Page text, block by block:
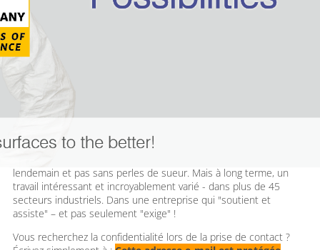
L'utilisation de systèmes de protection de surface intelligents
constitue sans aucun doute un défi technique majeur :
le bon produit
est généralement une solution imbattable. Alors pourquoi ne pas
y construire votre carrière professionnelle et votre existence
privée ?
Entrez là où les autres doivent "sortir" techniquement.
lendemain et pas sans perles de sueur. Mais à long terme, un
travail intéressant et incroyablement varié - dans plus de 45
secteurs industriels. Dans une entreprise qui "soutient et
assiste" – et pas seulement "exige" !
Vous recherchez la confidentialité lors de la prise de contact ?